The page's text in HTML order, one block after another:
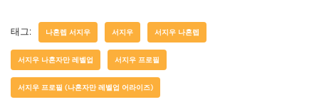
태그: 나혼렙 서지우 서지우 서지우 나혼렙
서지우 나혼자만 레벨업 서지우 프로필
서지우 프로필 (나혼자만 레벨업 어라이즈)